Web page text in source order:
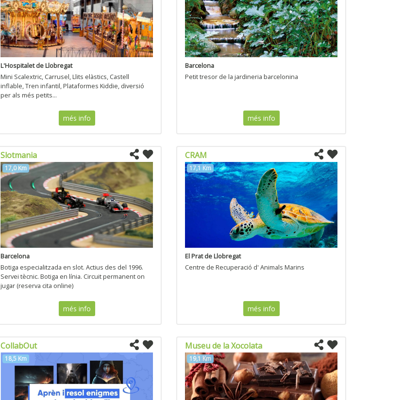
L'Hospitalet de Llobregat
Mini Scalextric, Carrusel, Llits elàstics, Castell
inflable, Tren infantil, Plataformes Kiddie, diversió
per als més petits...
més info
Barcelona
Petit tresor de la jardineria barcelonina
més info
Slotmania
17,0 Km
Barcelona
Botiga especialitzada en slot. Actius des del 1996.
Servei tècnic. Botiga en línia. Circuit permanent on
jugar (reserva cita online)
més info
CRAM
17,1 Km
El Prat de Llobregat
Centre de Recuperació d' Animals Marins
més info
CollabOut
18,5 Km
Museu de la Xocolata
19,1 Km